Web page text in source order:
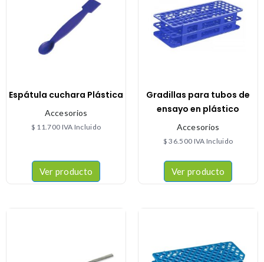
Espátula cuchara Plástica
Accesorios
$ 11.700 IVA Incluido
Ver producto
Gradillas para tubos de
ensayo en plástico
Accesorios
$ 36.500 IVA Incluido
Ver producto